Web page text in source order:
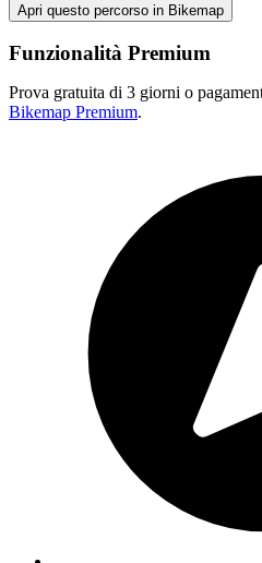
Apri questo percorso in Bikemap
Funzionalità Premium
Prova gratuita di 3 giorni o
Bikemap Premium.